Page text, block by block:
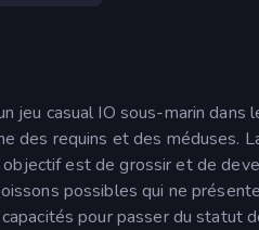
jeu casual IO sous-marin
des requins et des méduses.
est de grossir et de
possibles qui ne
pour passer du statut